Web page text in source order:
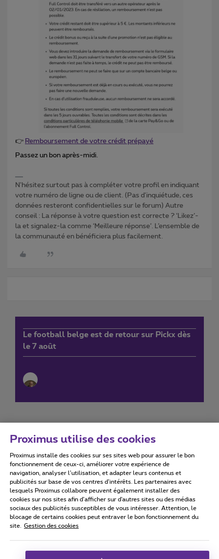
👉 Remboursement de votre crédit prépayé
Passez un bon après-midi.
N'hésitez surtout pas à compléter votre profil en indiquant
votre numéro de ligne ou de client. (Pas d'inquiétude, ces
données resteront confidentielles sur le forum) Autre
conseil : La réponse à votre question est correcte ? ‘Likez’-
la et signalez-la comme ‘Meilleure réponse’. L’ensemble de
la communauté en bénéficiera plus facilement.
Le football belge est de retour sur Pickx dès
le 7 août
Conditions d'utilisation Accessibility statement
Tous droits réservés. © 2026 Proximus
Conditions générales, info consommateur
Proximus utilise des cookies
Proximus installe des cookies sur ses sites web pour assurer le bon
fonctionnement de ceux-ci, améliorer votre expérience de
navigation, analyser l’utilisation, et adapter leurs contenus et
publicités sur base de vos centres d’intérêts. Les partenaires avec
lesquels Proximus collabore peuvent également installer des
cookies sur nos sites afin d’afficher sur d'autres sites ou des médias
sociaux des publicités susceptibles de vous intéresser. Attention, le
blocage de certains cookies peut entraver le bon fonctionnement du
site.
Gestion des cookies